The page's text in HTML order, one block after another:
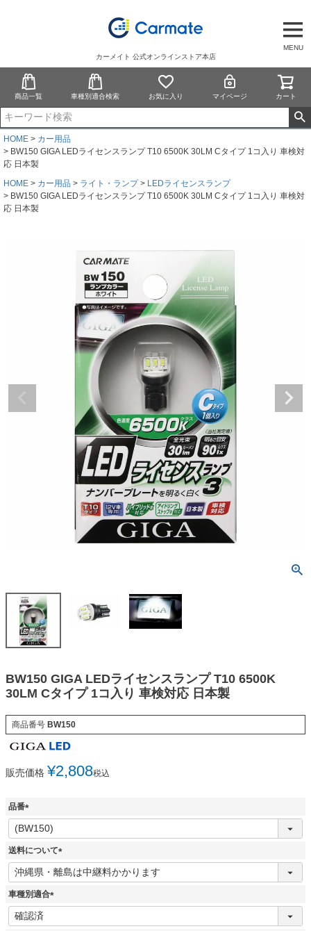
MENU
カーメイト 公式オンラインストア本店
商品一覧 車種別適合検索 お気に入り マイページ カート
HOME
カー用品
BW150 GIGA LEDライセンスランプ T10 6500K 30LM Cタイプ 1コ入り 車検対
応 日本製
HOME
カー用品 ライト・ランプ
LEDライセンスランプ
BW150 GIGA LEDライセンスランプ T10 6500K 30LM Cタイプ 1コ入り 車検対
応 日本製
BW150 GIGA LEDライセンスランプ T10 6500K
30LM Cタイプ 1コ入り 車検対応 日本製
商品番号 BW150
販売価格 ¥2,808税込
品番
(
必
須
送料について
(
必
車種別適合
(